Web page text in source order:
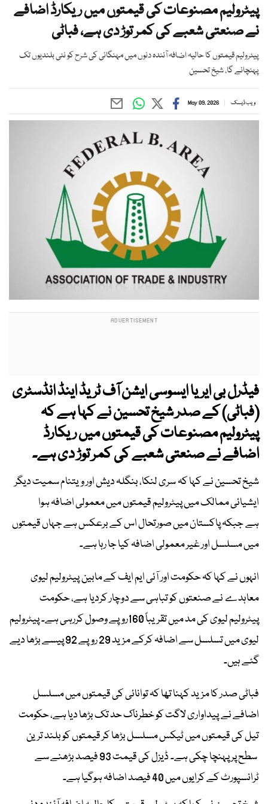
پیٹرولیم مصنوعات کی قیمتوں میں ریکارڈ اضافے
نے صنعتی شعبے کی کمر توڑ دی ہے، فباٹی
پیٹرولیم قیمتوں کا حالیہ اضافہ آئندہ دنوں میں مہنگائی کی شرح کو نئی بلندیوں تک
پہنچائے گا، شیخ تحسین
ویب ڈیسک May 09, 2026
فیڈرل بی ایریا ایسوسی ایشن آف ٹریڈ اینڈ انڈسٹری
(فباٹی) کے صدر شیخ تحسین نے کہا ہے کہ
پیٹرولیم مصنوعات کی قیمتوں میں ریکارڈ
اضافے نے صنعتی شعبے کی کمر توڑ دی ہے۔
شیخ تحسین نے کہا کہ سری لنکا، بنگلہ دیش اور ویتنام سمیت دیگر
ایشیائی ممالک میں پیٹرولیم قیمتوں میں معمولی اضافہ ہوا
ہے جبکہ پاکستان میں صورتحال اس کے برعکس ہے جہاں قیمتوں
میں مسلسل اور غیر معمولی اضافہ کیا جا رہا ہے۔
انہوں نے کہا کہ حکومت اور آئی ایم ایف کے مابین پیٹرولیم لیوی
معاہدے نے صنعتوں کو تباہی سے دوچار کردیا ہے، حکومت
پیٹرولیم لیوی کی مد میں تقریباً 160روپے وصول کررہی ہے۔ پیٹرولیم
لیوی میں تسلسل سے اضافہ کرکے مزید 29 روپے 92 پیسے بڑھا دیے
گئے ہیں۔
فباٹی صدر کا مزید کہنا تھا کہ توانائی کی قیمتوں میں مسلسل
اضافے نے پیداواری لاگت کو خطرناک حد تک بڑھا دیا ہے، حکومت
تیل کی قیمتوں میں ٹیکس مسلسل بڑھا کر قیمتوں کو بلند ترین
سطح پر پہنچا چکی ہے۔ ڈیزل کی قیمت 93 فیصد بڑھنے سے
ٹرانسپورٹ کے کرایوں میں 40 فیصد اضافہ ہوگیا ہے۔